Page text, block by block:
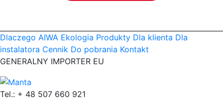
Dlaczego AIWA Ekologia Produkty Dla klienta Dla
instalatora Cennik Do pobrania Kontakt
GENERALNY IMPORTER EU
Tel.: + 48 507 660 921